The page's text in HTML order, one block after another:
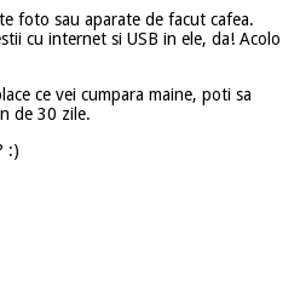
foto sau aparate de facut cafea.
cu internet si USB in ele, da! Acolo
ce vei cumpara maine, poti sa
de 30 zile.
:)